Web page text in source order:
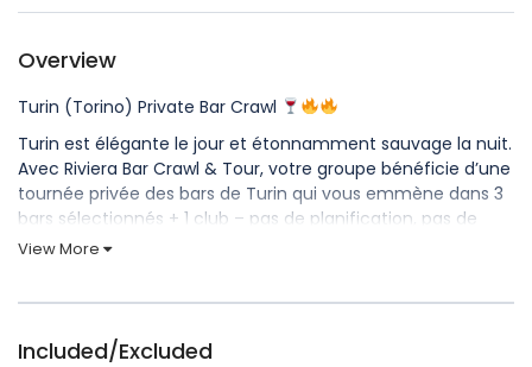
Overview
Turin (Torino) Private Bar Crawl
Turin est élégante le jour et étonnamment sauvage la nuit.
Avec Riviera Bar Crawl & Tour, votre groupe bénéficie d’une
tournée privée des bars de Turin qui vous emmène dans 3
bars sélectionnés + 1 club – pas de planification, pas de
stress, juste une nuit qui tient toutes ses promesses.
plus sous-estimée d’Italie.
Ce qui est inclus dans votre visite privée de la vie nocturne
View More
Included/Excluded